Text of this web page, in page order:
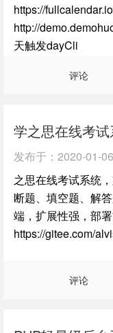
https://
http://
天触发dayCli
评论
学之思在线考
发布于： 2020-01-
之思在线考试系统
断题、填空题、解
端，扩展性强，部
https://gitee.com/
评论